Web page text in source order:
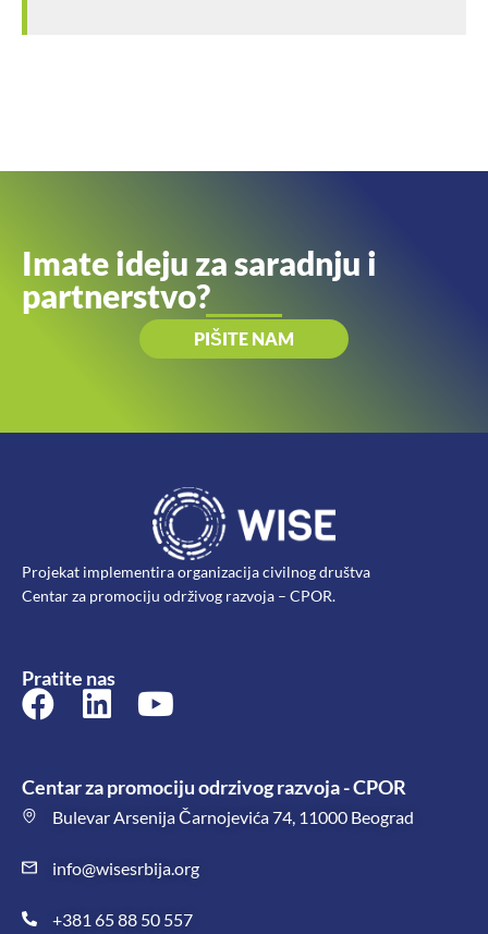
Imate ideju za saradnju i
partnerstvo?
PIŠITE NAM
Projekat implementira organizacija civilnog društva
Centar za promociju održivog razvoja – CPOR.
Pratite nas
Centar za promociju odrzivog razvoja - CPOR
Bulevar Arsenija Čarnojevića 74, 11000 Beograd
info@wisesrbija.org
+381 65 88 50 557